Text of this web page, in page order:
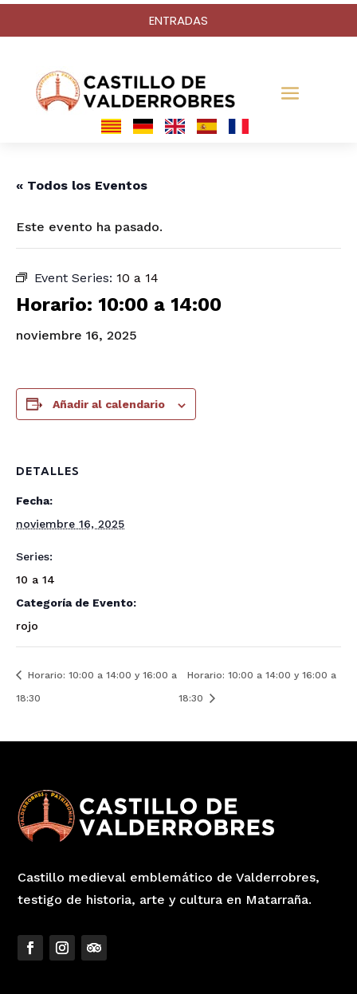
ENTRADAS
« Todos los Eventos
Este evento ha pasado.
Event Series: 10 a 14
Horario: 10:00 a 14:00
noviembre 16, 2025
Añadir al calendario
DETALLES
Fecha:
noviembre 16, 2025
Series:
10 a 14
Categoría de Evento:
rojo
Horario: 10:00 a 14:00 y 16:00 a
18:30
Horario: 10:00 a 14:00 y 16:00 a
18:30
Castillo medieval emblemático de Valderrobres,
testigo de historia, arte y cultura en Matarraña.